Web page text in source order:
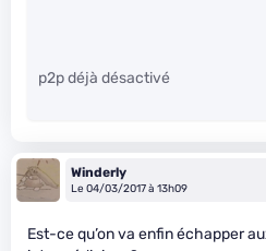
p2p déjà désactivé
Winderly
Le 04/03/2017 à 13h09
Est-ce qu’on va enfin échapper